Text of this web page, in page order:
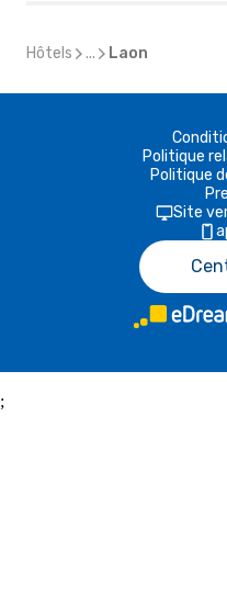
Hôtels ... Laon
Politique
Politique
Site
;